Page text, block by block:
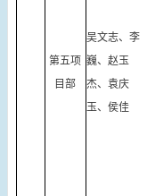
第五项
目部
吴文志、李
巍、赵玉
杰、袁庆
玉、侯佳